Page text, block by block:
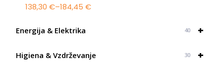
+
Energija & Elektrika 40
+
Higiena & Vzdrževanje 30
138,30 €–184,45 €
Cenovni
od
184,45 €